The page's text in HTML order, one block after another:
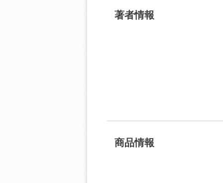
著者情報
商品情報